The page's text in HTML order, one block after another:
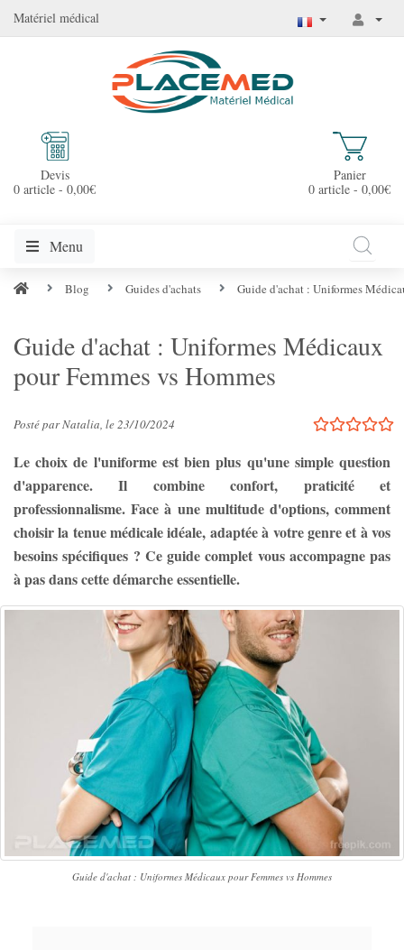
Matériel médical
Devis
0 article - 0,00€
Panier
0 article - 0,00€
Menu
Blog Guides d'achats Guide d'achat : Uniformes
Guide d'achat : Uniformes Médicaux
pour Femmes vs Hommes
Posté par Natalia, le 23/10/2024
Le choix de l'uniforme est bien plus qu'une simple question
d'apparence. Il combine confort, praticité et
professionnalisme. Face à une multitude d'options, comment
choisir la tenue médicale idéale, adaptée à votre genre et à vos
besoins spécifiques ? Ce guide complet vous accompagne pas
à pas dans cette démarche essentielle.
Guide d'achat : Uniformes Médicaux pour Femmes vs Hommes